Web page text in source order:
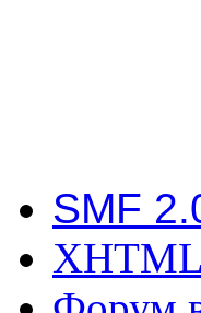
SMF
XHTML